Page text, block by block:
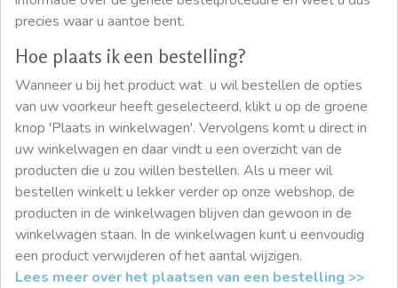
precies waar u aantoe bent.
Hoe plaats ik een bestelling?
Wanneer u bij het product wat u wil bestellen de opties
van uw voorkeur heeft geselecteerd, klikt u op de groene
knop 'Plaats in winkelwagen'. Vervolgens komt u direct in
uw winkelwagen en daar vindt u een overzicht van de
producten die u zou willen bestellen. Als u meer wil
bestellen winkelt u lekker verder op onze webshop, de
producten in de winkelwagen blijven dan gewoon in de
winkelwagen staan. In de winkelwagen kunt u eenvoudig
een product verwijderen of het aantal wijzigen.
Lees meer over het plaatsen van een bestelling >>